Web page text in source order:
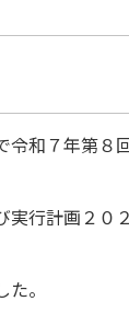
和７年第
行計画２０
。